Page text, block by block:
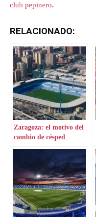
club pepinero.
RELACIONADO:
Zaragoza: el motivo del
cambio de césped